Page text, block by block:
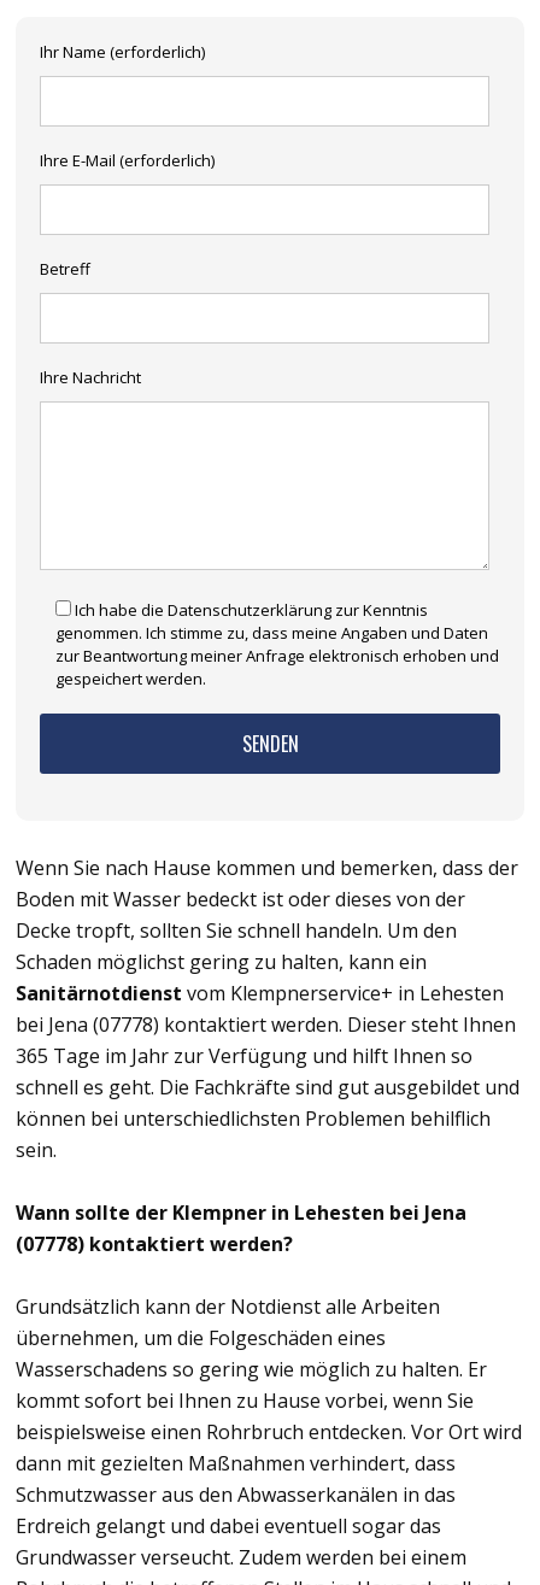
Ihr Name (erforderlich)
Ihre E-Mail (erforderlich)
Betreff
Ihre Nachricht
Ich habe die Datenschutzerklärung zur Kenntnis
genommen. Ich stimme zu, dass meine Angaben und Daten
zur Beantwortung meiner Anfrage elektronisch erhoben und
gespeichert werden.
Wenn Sie nach Hause kommen und bemerken, dass der
Boden mit Wasser bedeckt ist oder dieses von der
Decke tropft, sollten Sie schnell handeln. Um den
Schaden möglichst gering zu halten, kann ein
Sanitärnotdienst vom Klempnerservice+ in Lehesten
bei Jena (07778) kontaktiert werden. Dieser steht Ihnen
365 Tage im Jahr zur Verfügung und hilft Ihnen so
schnell es geht. Die Fachkräfte sind gut ausgebildet und
können bei unterschiedlichsten Problemen behilflich
sein.
Wann sollte der Klempner in Lehesten bei Jena
(07778) kontaktiert werden?
Grundsätzlich kann der Notdienst alle Arbeiten
übernehmen, um die Folgeschäden eines
Wasserschadens so gering wie möglich zu halten. Er
kommt sofort bei Ihnen zu Hause vorbei, wenn Sie
beispielsweise einen Rohrbruch entdecken. Vor Ort wird
dann mit gezielten Maßnahmen verhindert, dass
Schmutzwasser aus den Abwasserkanälen in das
Erdreich gelangt und dabei eventuell sogar das
Grundwasser verseucht. Zudem werden bei einem